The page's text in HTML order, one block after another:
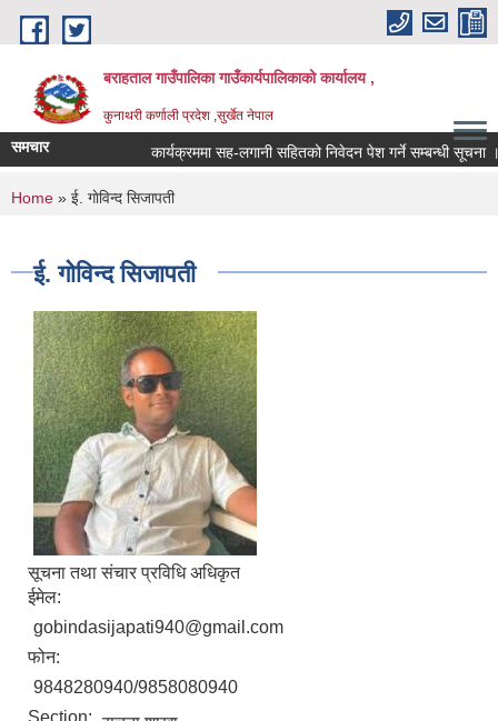
Skip to main content
बराहताल गाउँपालिका गाउँकार्यपालिकाको कार्यालय ,
कुनाथरी कर्णाली प्रदेश ,सुर्खेत नेपाल
समचार कार्यक्रममा सह-लगानी सहितको निवेदन पेश गर्ने सम्बन्धी सूचना ।।।
You are here
Home » ई. गाेविन्द सिजापती
ई. गाेविन्द सिजापती
सूचना तथा संचार प्रविधि अधिकृत
ईमेल:
gobindasijapati940@gmail.com
फोन:
9848280940/9858080940